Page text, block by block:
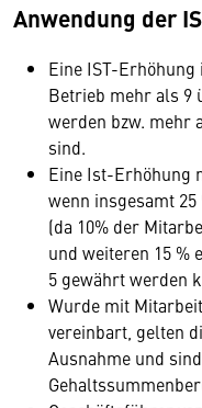
Anwendung der
Eine IST-
Betrieb mehr als 9
werden bzw. mehr
sind.
Eine Ist-Erhöhung
wenn insgesamt
(da 10% der
und weiteren 15 %
5 gewährt werden
Wurde mit
vereinbart, gelten
Ausnahme und